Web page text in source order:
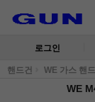
로그인
핸드건 WE 가스 핸
WE